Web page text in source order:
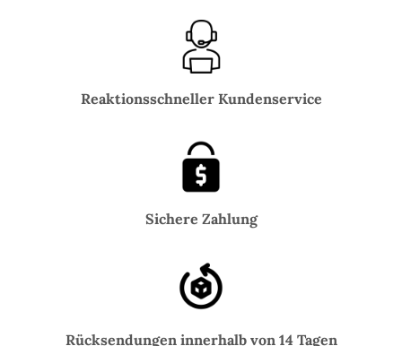
Reaktionsschneller Kundenservice
Sichere Zahlung
Rücksendungen innerhalb von 14 Tagen